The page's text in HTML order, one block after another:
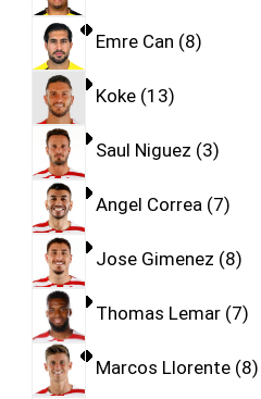
Emre Can 8
Koke 13
Saul Niguez 3
Angel Correa 7
Jose Gimenez 8
Thomas Lemar 7
Marcos Llorente 8